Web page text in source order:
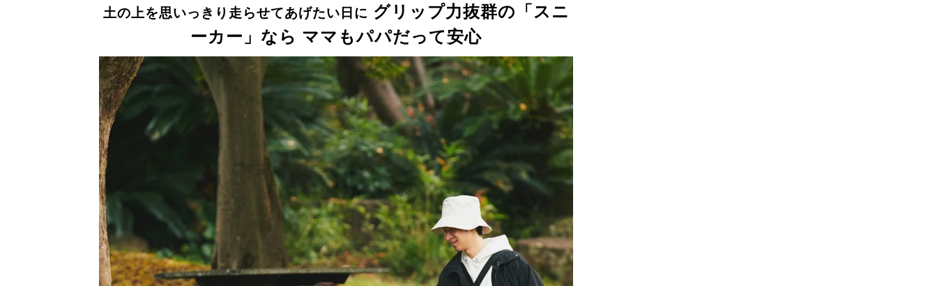
土の上を思いっきり走らせてあげたい日に グリップ力抜群の「スニ
ーカー」なら ママもパパだって安心